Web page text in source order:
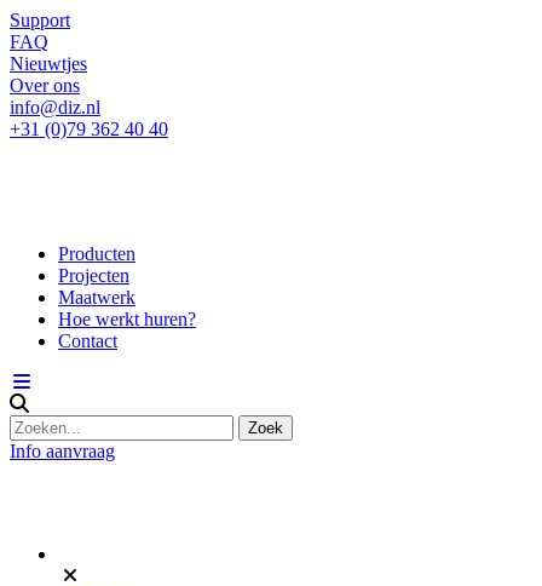
Support
FAQ
Nieuwtjes
Over ons
info@diz.nl
+31 (0)79 362 40 40
Producten
Projecten
Maatwerk
Hoe werkt huren?
Contact
Info aanvraag